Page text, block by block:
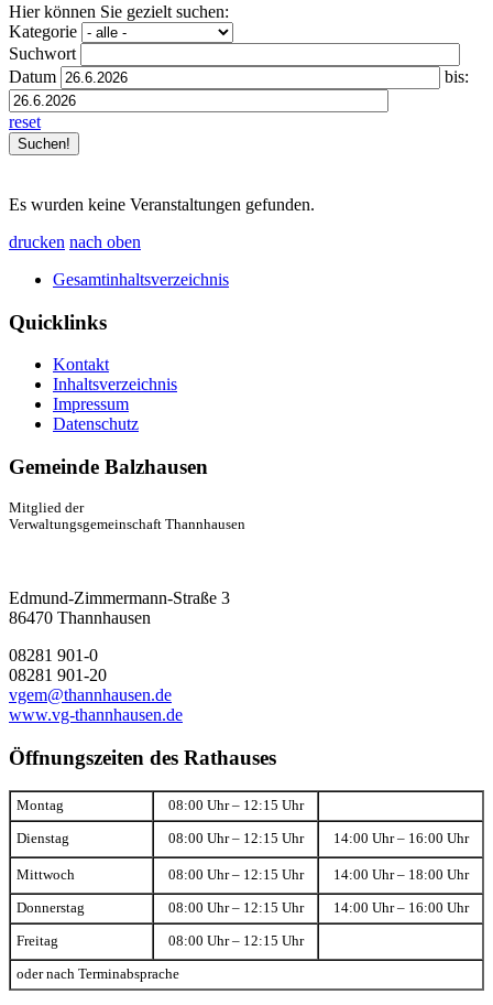
Hier können Sie gezielt suchen:
Kategorie
Suchwort
Datum
bis:
reset
Es wurden keine Veranstaltungen gefunden.
drucken nach oben
Gesamtinhaltsverzeichnis
Quicklinks
Kontakt
Inhaltsverzeichnis
Impressum
Datenschutz
Gemeinde Balzhausen
Mitglied der
Verwaltungsgemeinschaft Thannhausen
Edmund-Zimmermann-Straße 3
86470 Thannhausen
08281 901-0
08281 901-20
vgem@thannhausen.de
www.vg-thannhausen.de
Öffnungszeiten des Rathauses
Montag 08:00 Uhr – 12:15 Uhr
Dienstag 08:00 Uhr – 12:15 Uhr 14:00 Uhr – 16:00 Uhr
Mittwoch 08:00 Uhr – 12:15 Uhr 14:00 Uhr – 18:00 Uhr
Donnerstag 08:00 Uhr – 12:15 Uhr 14:00 Uhr – 16:00 Uhr
Freitag 08:00 Uhr – 12:15 Uhr
oder nach Terminabsprache